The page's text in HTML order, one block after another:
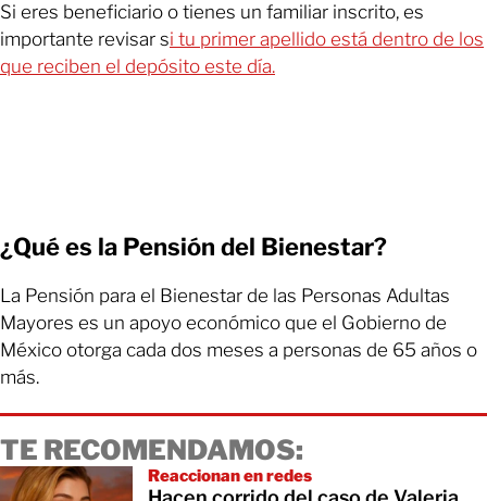
Si eres beneficiario o tienes un familiar inscrito, es
importante revisar si tu primer apellido está dentro de los
que reciben el depósito este día.
¿Qué es la Pensión del Bienestar?
La Pensión para el Bienestar de las Personas Adultas
Mayores es un apoyo económico que el Gobierno de
México otorga cada dos meses a personas de 65 años o
más.
TE RECOMENDAMOS:
Reaccionan en redes